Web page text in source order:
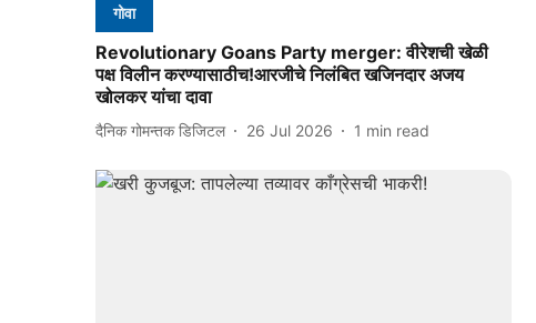
गोवा
Revolutionary Goans Party merger: वीरेशची खेळी
पक्ष विलीन करण्‍यासाठीच!आरजीचे निलंबित खजिनदार अजय
खोलकर यांचा दावा
दैनिक गोमन्तक डिजिटल 26 Jul 2026 1 min read